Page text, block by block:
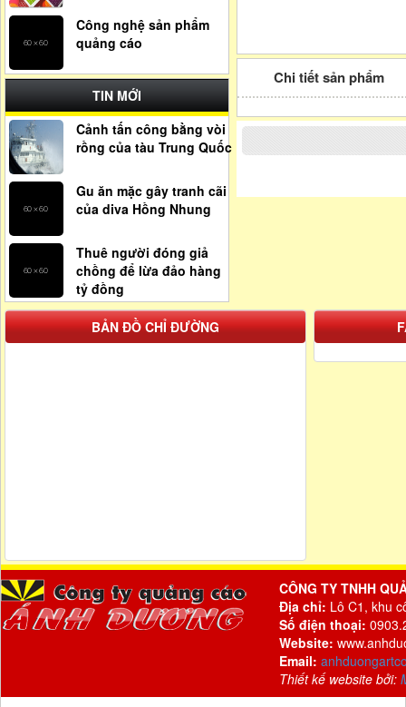
Công nghệ sản phẩm
quảng cáo
TIN MỚI
Cảnh tấn công bằng vòi
rồng của tàu Trung Quốc
Gu ăn mặc gây tranh cãi
của diva Hồng Nhung
Thuê người đóng giả
chồng để lừa đảo hàng
tỷ đồng
Chi tiết sản phẩm
BẢN ĐỒ CHỈ ĐƯỜNG
CÔNG TY TNHH
Địa chỉ: Lô C1, khu
Số điện thoại:
Website:
Email:
Thiết kế website bởi: